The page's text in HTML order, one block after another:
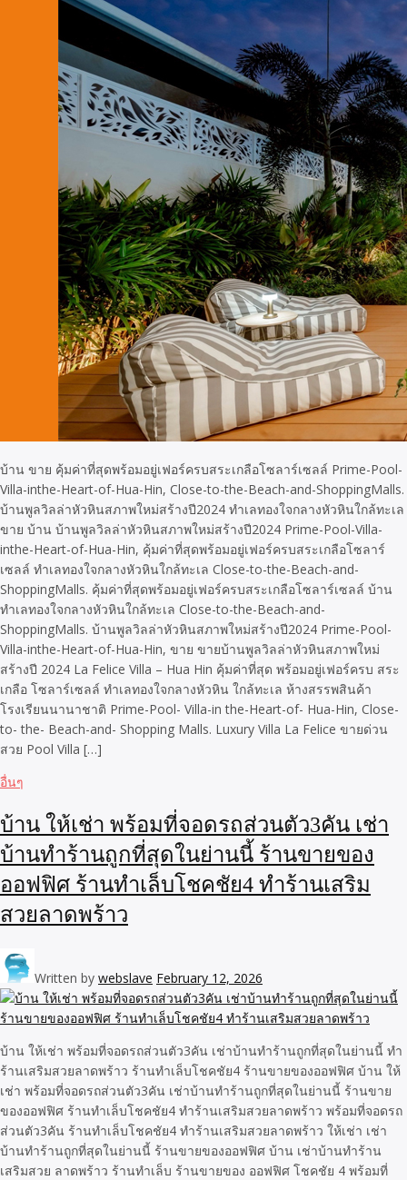
บ้าน ขาย คุ้มค่าที่สุดพร้อมอยู่เฟอร์ครบสระเกลือโซลาร์เซลล์ Prime-Pool-
Villa-inthe-Heart-of-Hua-Hin, Close-to-the-Beach-and-ShoppingMalls.
บ้านพูลวิลล่าหัวหินสภาพใหม่สร้างปี2024 ทำเลทองใจกลางหัวหินใกล้ทะเล
ขาย บ้าน บ้านพูลวิลล่าหัวหินสภาพใหม่สร้างปี2024 Prime-Pool-Villa-
inthe-Heart-of-Hua-Hin, คุ้มค่าที่สุดพร้อมอยู่เฟอร์ครบสระเกลือโซลาร์
เซลล์ ทำเลทองใจกลางหัวหินใกล้ทะเล Close-to-the-Beach-and-
ShoppingMalls. คุ้มค่าที่สุดพร้อมอยู่เฟอร์ครบสระเกลือโซลาร์เซลล์ บ้าน
ทำเลทองใจกลางหัวหินใกล้ทะเล Close-to-the-Beach-and-
ShoppingMalls. บ้านพูลวิลล่าหัวหินสภาพใหม่สร้างปี2024 Prime-Pool-
Villa-inthe-Heart-of-Hua-Hin, ขาย ขายบ้านพูลวิลล่าหัวหินสภาพใหม่
สร้างปี 2024 La Felice Villa – Hua Hin คุ้มค่าที่สุด พร้อมอยู่เฟอร์ครบ สระ
เกลือ โซลาร์เซลล์ ทำเลทองใจกลางหัวหิน ใกล้ทะเล ห้างสรรพสินค้า
โรงเรียนนานาชาติ Prime-Pool- Villa-in the-Heart-of- Hua-Hin, Close-
to- the- Beach-and- Shopping Malls. Luxury Villa La Felice ขายด่วน
สวย Pool Villa […]
อื่นๆ
บ้าน ให้เช่า พร้อมที่จอดรถส่วนตัว3คัน เช่า
บ้านทำร้านถูกที่สุดในย่านนี้ ร้านขายของ
ออฟฟิศ ร้านทำเล็บโชคชัย4 ทำร้านเสริม
สวยลาดพร้าว
Written by webslave February 12, 2026
บ้าน ให้เช่า พร้อมที่จอดรถส่วนตัว3คัน เช่าบ้านทำร้านถูกที่สุดในย่านนี้ ทำ
ร้านเสริมสวยลาดพร้าว ร้านทำเล็บโชคชัย4 ร้านขายของออฟฟิศ บ้าน ให้
เช่า พร้อมที่จอดรถส่วนตัว3คัน เช่าบ้านทำร้านถูกที่สุดในย่านนี้ ร้านขาย
ของออฟฟิศ ร้านทำเล็บโชคชัย4 ทำร้านเสริมสวยลาดพร้าว พร้อมที่จอดรถ
ส่วนตัว3คัน ร้านทำเล็บโชคชัย4 ทำร้านเสริมสวยลาดพร้าว ให้เช่า เช่า
บ้านทำร้านถูกที่สุดในย่านนี้ ร้านขายของออฟฟิศ บ้าน เช่าบ้านทำร้าน
เสริมสวย ลาดพร้าว ร้านทำเล็บ ร้านขายของ ออฟฟิศ โชคชัย 4 พร้อมที่